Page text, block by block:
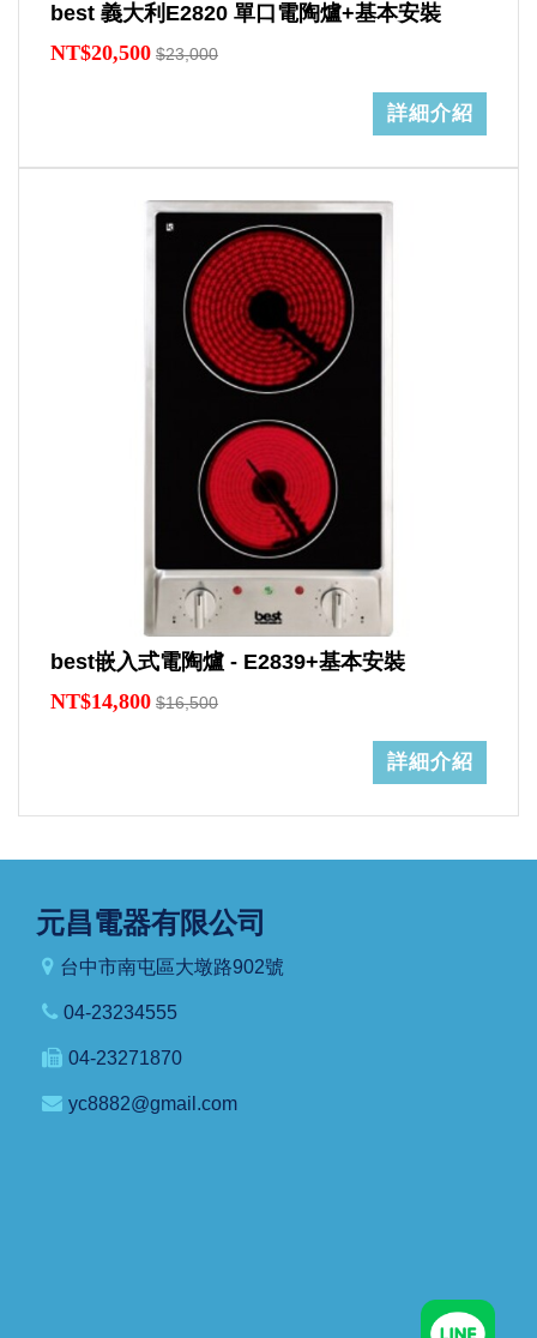
best 義大利E2820 單口電陶爐+基本安裝
NT$20,500 $23,000
詳細介紹
best嵌入式電陶爐 - E2839+基本安裝
NT$14,800 $16,500
詳細介紹
元昌電器有限公司
台中市南屯區大墩路902號
04-23234555
04-23271870
yc8882@gmail.com